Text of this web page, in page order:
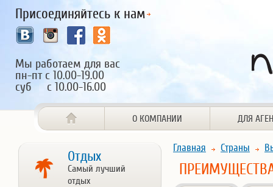
Присоединяйтесь к нам
Мы работаем для вас
пн-пт с 10.00-19.00
суб с 10.00-16.00
О КОМПАНИИ ДЛЯ
Отдых
Самый лучший
отдых
Главная Страны